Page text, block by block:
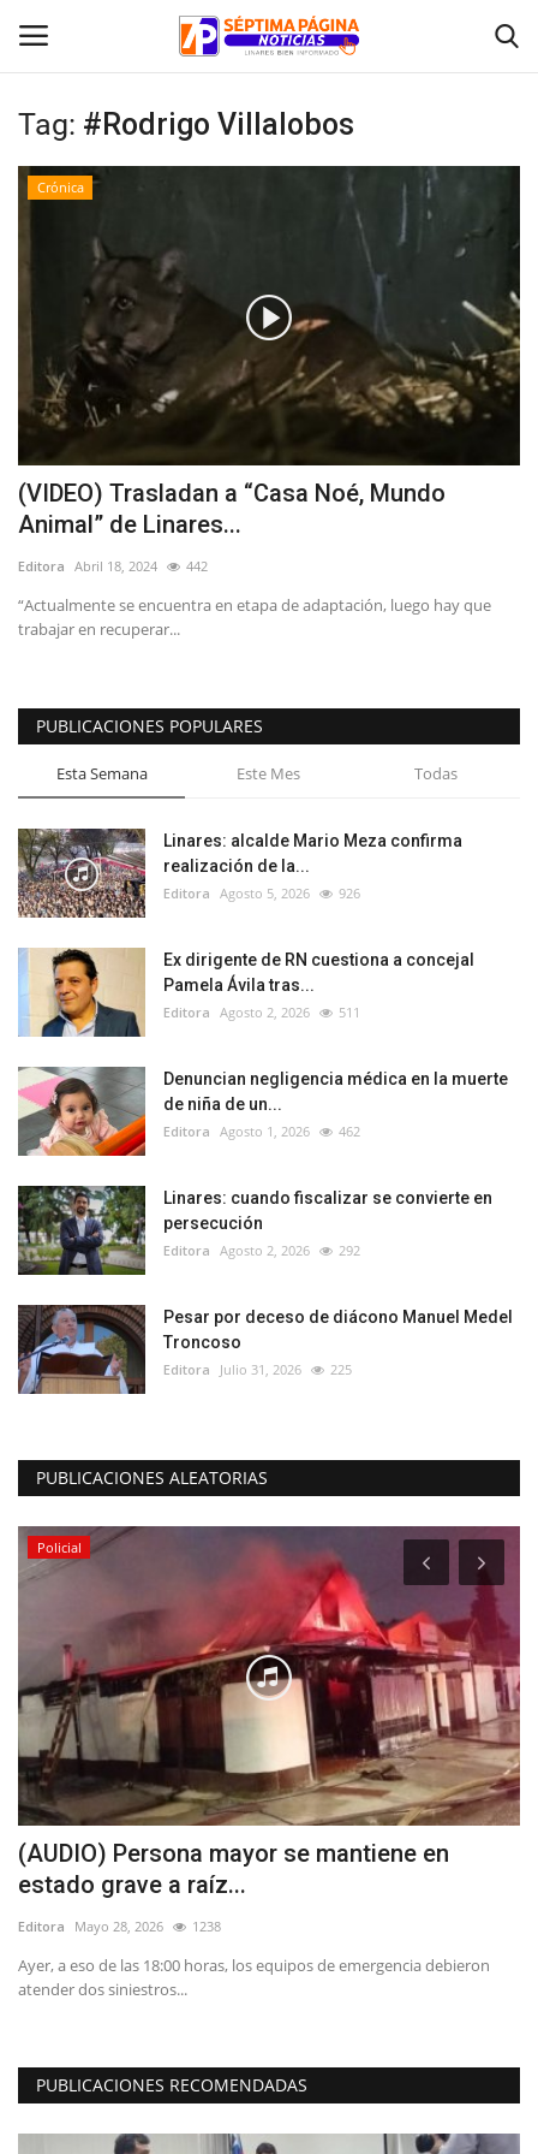
Inicio
Tribunales
Deporte
Política
Espectáculos
Tag: #Rodrigo Villalobos
Crónica
(VIDEO) Trasladan a “Casa Noé, Mundo
Animal” de Linares...
Editora Abril 18, 2024 442
“Actualmente se encuentra en etapa de adaptación, luego hay que
trabajar en recuperar...
PUBLICACIONES POPULARES
Esta Semana Este Mes Todas
Linares: alcalde Mario Meza confirma
realización de la...
Editora Agosto 5, 2026 926
Ex dirigente de RN cuestiona a concejal
Pamela Ávila tras...
Editora Agosto 2, 2026 511
Denuncian negligencia médica en la muerte
de niña de un...
Editora Agosto 1, 2026 462
Linares: cuando fiscalizar se convierte en
persecución
Editora Agosto 2, 2026 292
Pesar por deceso de diácono Manuel Medel
Troncoso
Editora Julio 31, 2026 225
PUBLICACIONES ALEATORIAS
Policial
(AUDIO) Persona mayor se mantiene en
estado grave a raíz...
Editora Mayo 28, 2026 1238
Ayer, a eso de las 18:00 horas, los equipos de emergencia debieron
atender dos siniestros...
PUBLICACIONES RECOMENDADAS